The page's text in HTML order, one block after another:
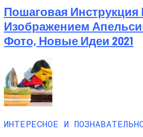
Пошаговая
Изображением
Фото, Новые Идеи 2021
ИНТЕРЕСНОЕ И